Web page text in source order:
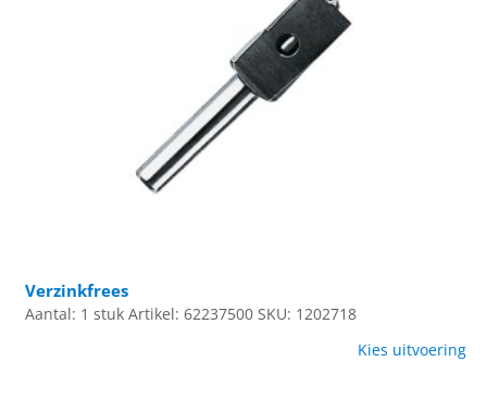
Verzinkfrees
Aantal: 1 stuk Artikel: 62237500 SKU: 1202718
Kies uitvoering